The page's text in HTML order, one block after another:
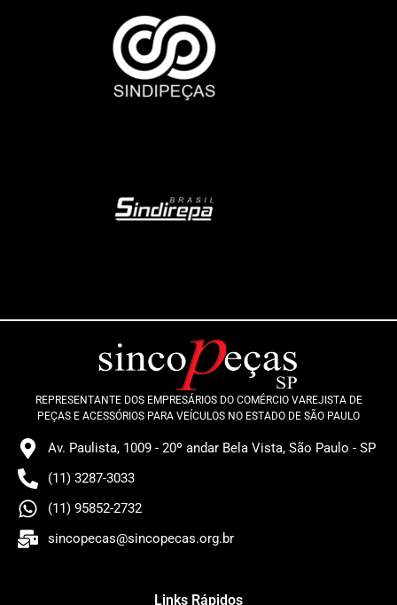
REPRESENTANTE DOS EMPRESÁRIOS DO COMÉRCIO VAREJISTA DE
PEÇAS E ACESSÓRIOS PARA VEÍCULOS NO ESTADO DE SÃO PAULO
Av. Paulista, 1009 - 20º andar Bela Vista, São Paulo - SP
(11) 3287-3033
(11) 95852-2732
sincopecas@sincopecas.org.br
Links Rápidos